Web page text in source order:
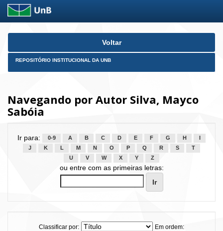
Skip
Voltar
REPOSITÓRIO INSTITUCIONAL DA UNB
Navegando por Autor Silva, Mayco
Sabóia
Ir para: 0-9 A B C D E F G H
J
K L M N O P Q R S
T
U
V W X Y Z
ou entre com as primeiras letras:
Classificar por:
Em ordem: